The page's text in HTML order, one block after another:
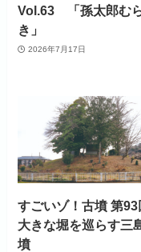
Vol.63 「孫太郎む
き」
2026年7月17日
すごいゾ！古墳 第
大きな堀を巡らす三
墳